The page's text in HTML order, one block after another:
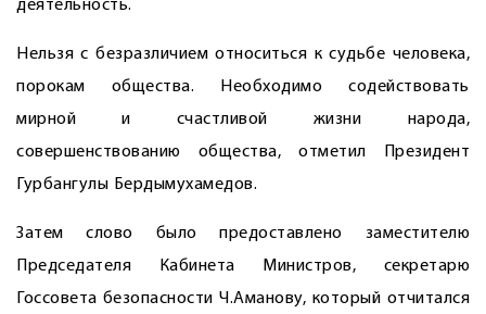
деятельность.
Нельзя с безразличием относиться к судьбе человека,
порокам общества. Необходимо содействовать
мирной и счастливой жизни народа,
совершенствованию общества, отметил Президент
Гурбангулы Бердымухамедов.
Затем слово было предоставлено замес­тителю
Председателя Кабинета Минист­ров, секретарю
Госсовета безопасности Ч.Аманову, который отчитался